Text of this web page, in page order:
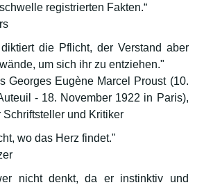
registrierten Fakten.“
die Pflicht, der Verstand aber
um sich ihr zu entziehen."
Georges Eugène Marcel Proust (10.
- 18. November 1922 in Paris),
Schriftsteller und Kritiker
wo das Herz findet."
nicht denkt, da er instinktiv und